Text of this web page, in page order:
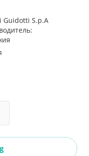
Guidotti S.p.A